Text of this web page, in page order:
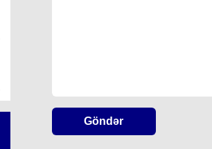
Göndər